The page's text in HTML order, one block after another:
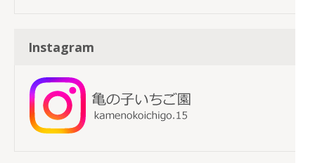
Instagram